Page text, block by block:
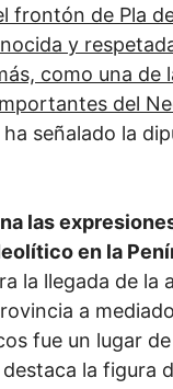
frontón de Pla
y
como una de
del
ha señalado la
las
en la
la llegada de la
a
fue un lugar
la figura